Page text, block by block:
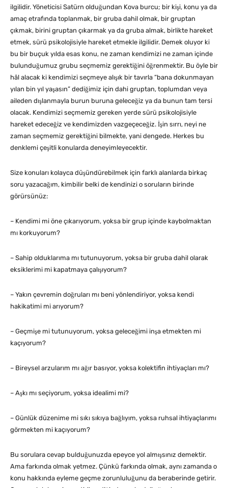
ilgilidir. Yöneticisi Satürn olduğundan Kova burcu; bir kişi, konu ya da
amaç etrafında toplanmak, bir gruba dahil olmak, bir gruptan
çıkmak, birini gruptan çıkarmak ya da gruba almak, birlikte hareket
etmek, sürü psikolojisiyle hareket etmekle ilgilidir. Demek oluyor ki
bu bir buçuk yılda esas konu, ne zaman kendimizi ne zaman içinde
bulunduğumuz grubu seçmemiz gerektiğini öğrenmektir. Bu öyle bir
hâl alacak ki kendimizi seçmeye alışık bir tavırla “bana dokunmayan
yılan bin yıl yaşasın” dediğimiz için dahi gruptan, toplumdan veya
aileden dışlanmayla burun buruna geleceğiz ya da bunun tam tersi
olacak. Kendimizi seçmemiz gereken yerde sürü psikolojisiyle
hareket edeceğiz ve kendimizden vazgeçeceğiz. İşin sırrı, neyi ne
zaman seçmemiz gerektiğini bilmekte, yani dengede. Herkes bu
denklemi çeşitli konularda deneyimleyecektir.
Size konuları kolayca düşündürebilmek için farklı alanlarda birkaç
soru yazacağım, kimbilir belki de kendinizi o soruların birinde
görürsünüz:
– Kendimi mi öne çıkarıyorum, yoksa bir grup içinde kaybolmaktan
mı korkuyorum?
– Sahip olduklarıma mı tutunuyorum, yoksa bir gruba dahil olarak
eksiklerimi mi kapatmaya çalışıyorum?
– Yakın çevremin doğruları mı beni yönlendiriyor, yoksa kendi
hakikatimi mi arıyorum?
– Geçmişe mi tutunuyorum, yoksa geleceğimi inşa etmekten mi
kaçıyorum?
– Bireysel arzularım mı ağır basıyor, yoksa kolektifin ihtiyaçları mı?
– Aşkı mı seçiyorum, yoksa idealimi mi?
– Günlük düzenime mi sıkı sıkıya bağlıyım, yoksa ruhsal ihtiyaçlarımı
görmekten mi kaçıyorum?
Bu sorulara cevap bulduğunuzda epeyce yol almışsınız demektir.
Ama farkında olmak yetmez. Çünkü farkında olmak, aynı zamanda o
konu hakkında eyleme geçme zorunluluğunu da beraberinde getirir.